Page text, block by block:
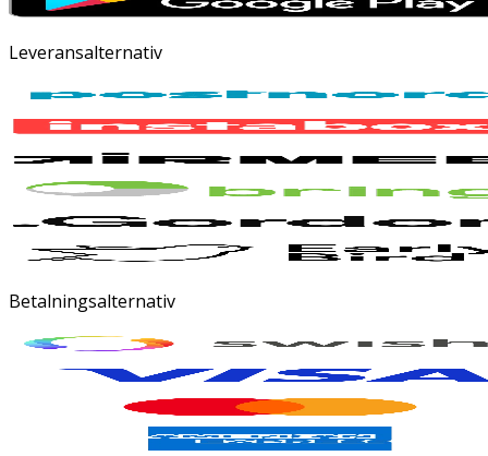
Leveransalternativ
Betalningsalternativ